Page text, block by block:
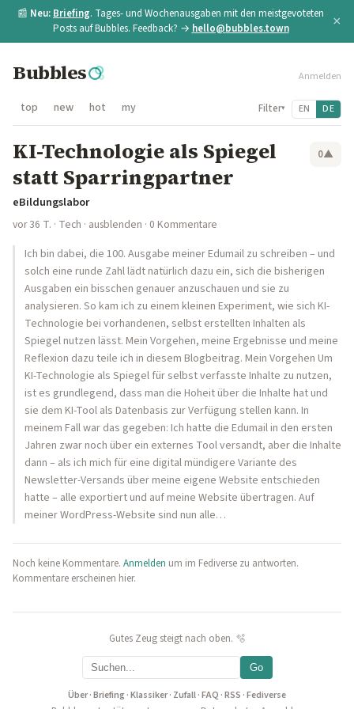
📰 Neu: Briefing. Tages- und Wochenausgaben mit den meistgevoteten
Posts auf Bubbles. Feedback? → hello@bubbles.town ×
Bubbles Anmelden
top new hot my Filter▾ EN DE
KI-Technologie als Spiegel
statt Sparringpartner
0▲
eBildungslabor
vor 36 T. · Tech · ausblenden · 0 Kommentare
Ich bin dabei, die 100. Ausgabe meiner Edumail zu schreiben – und
solch eine runde Zahl lädt natürlich dazu ein, sich die bisherigen
Ausgaben ein bisschen genauer anzuschauen und sie zu
analysieren. So kam ich zu einem kleinen Experiment, wie sich KI-
Technologie bei vorhandenen, selbst erstellten Inhalten als
Spiegel nutzen lässt. Mein Vorgehen, meine Ergebnisse und meine
Reflexion dazu teile ich in diesem Blogbeitrag. Mein Vorgehen Um
KI-Technologie als Spiegel für selbst verfasste Inhalte zu nutzen,
ist es grundlegend, dass man die Hoheit über die Inhalte hat und
sie dem KI-Tool als Datenbasis zur Verfügung stellen kann. In
meinem Fall war das gegeben: Ich hatte die Edumail in den ersten
Jahren zwar noch über ein externes Tool versandt, aber die Inhalte
dann – als ich mich für eine digital mündigere Variante des
Newsletter-Versands über meine eigene Website entschieden
hatte – alle exportiert und auf meine Website übertragen. Auf
meiner WordPress-Website sind nun alle…
Noch keine Kommentare. Anmelden um im Fediverse zu antworten.
Kommentare erscheinen hier.
Gutes Zeug steigt nach oben. 🫧
Go
Über·Briefing·Klassiker· Zufall·FAQ ·RSS ·Fediverse